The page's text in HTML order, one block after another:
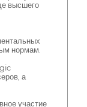
высшего
нормам.
а
участие